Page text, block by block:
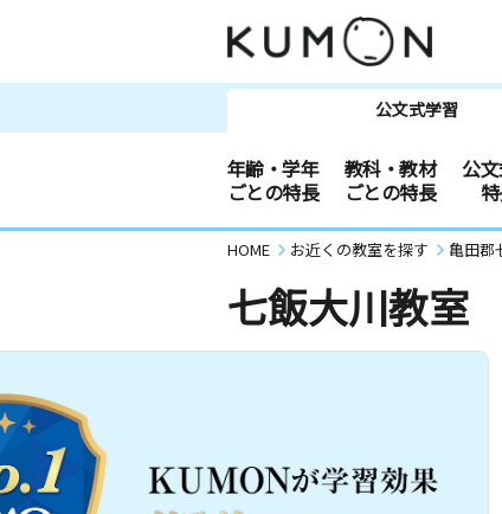
公文式学習
年齢・学年
ごとの特長
教科・教材
ごとの特長
公
HOME お近くの教室を探す 亀田郡
七飯大川教室